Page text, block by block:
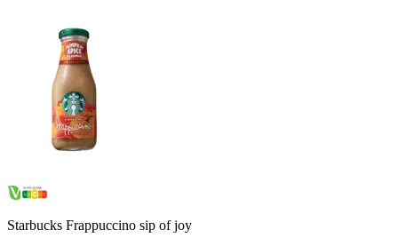
Starbucks Frappuccino sip of joy